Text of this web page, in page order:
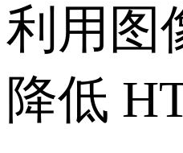
利用图
降低